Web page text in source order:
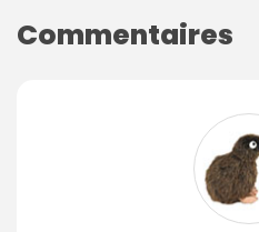
Commentaires